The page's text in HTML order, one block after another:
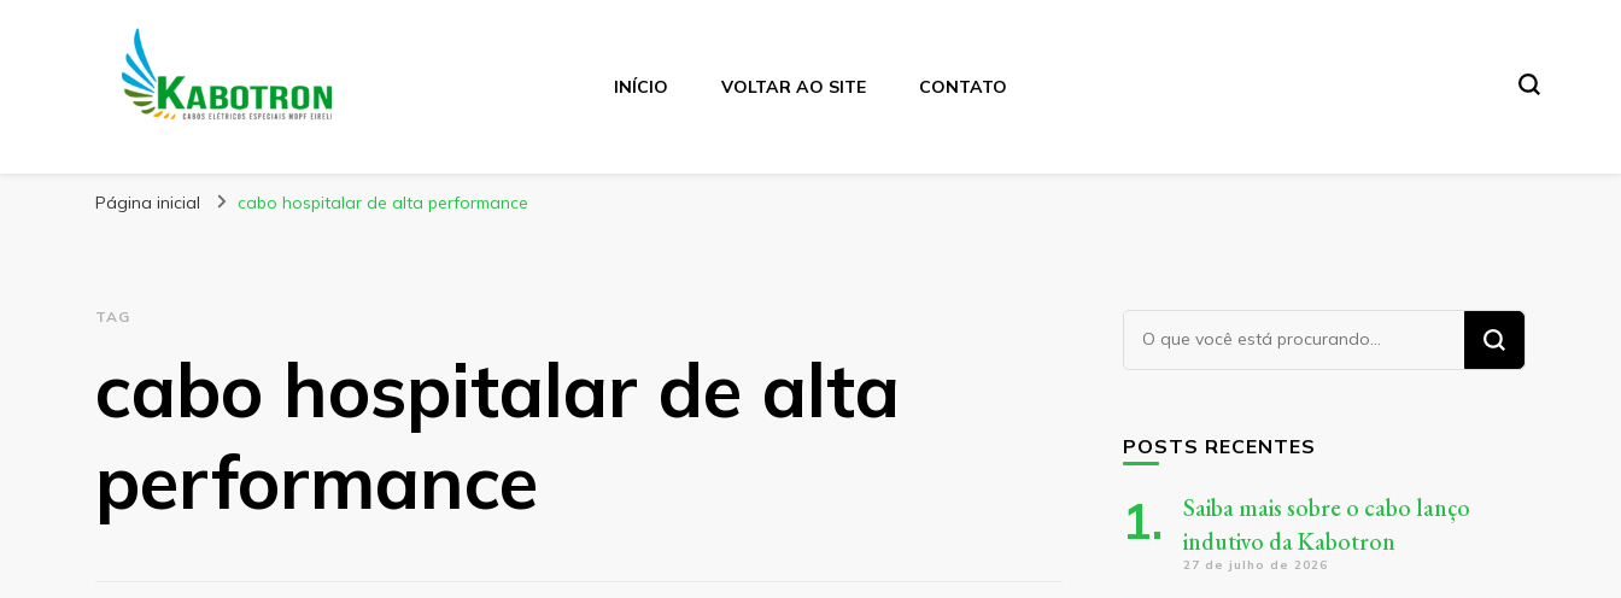
Kabotron
INÍCIO VOLTAR AO SITE CONTATO
Página inicial cabo hospitalar de alta performance
TAG
cabo hospitalar de alta
performance
Procurando
algo?
POSTS RECENTES
Saiba mais sobre o cabo lanço
indutivo da Kabotron
27 de julho de 2026